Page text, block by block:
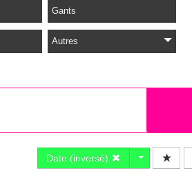
Gants
Autres
Date (inversé)